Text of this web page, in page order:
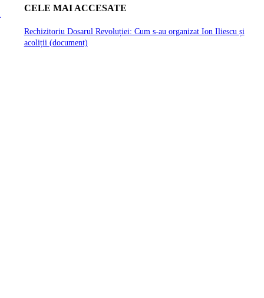
CELE MAI ACCESATE
Rechizitoriu Dosarul Revoluției: Cum s-au organizat Ion Iliescu și
acoliții (document)